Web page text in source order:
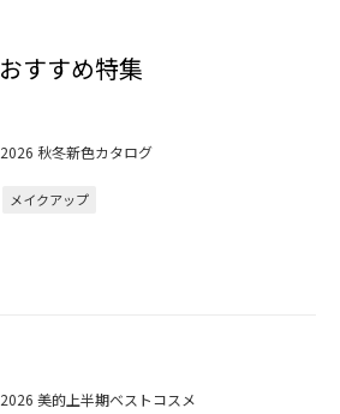
おすすめ特集
2026 秋冬新色カタログ
メイクアップ
2026 美的上半期ベストコスメ